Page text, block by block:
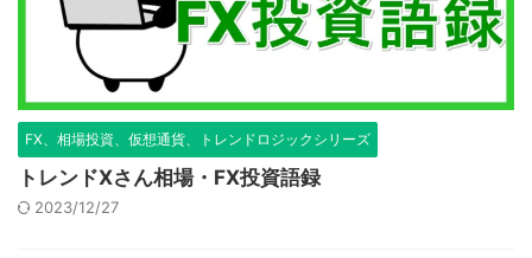
FX、相場投資、仮想通貨、トレンドロジックシリーズ
トレンドXさん相場・FX投資語録
2023/12/27